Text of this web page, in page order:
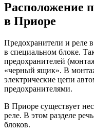
Расположение
в Приоре
Предохранители и реле
в специальном блоке.
предохранителей
«черный ящик». В
электрические цепи
предохранителями.
В Приоре существует
реле. В этом разделе
блоков.